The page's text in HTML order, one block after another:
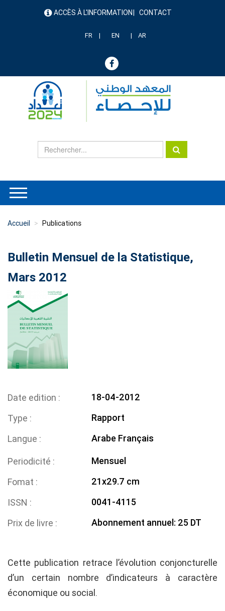
menu ACCÈS À L'INFORMATION CONTACT
FR EN AR
Accueil Publications
Bulletin Mensuel de la Statistique,
Mars 2012
Date edition
18-04-2012
Type
Rapport
Langue
Arabe Français
Periodicité
Mensuel
Fomat
21x29.7 cm
ISSN
0041-4115
Prix de livre
Abonnement annuel: 25 DT
Cette publication retrace l’évolution conjoncturelle
d’un certain nombre d’indicateurs à caractère
économique ou social.